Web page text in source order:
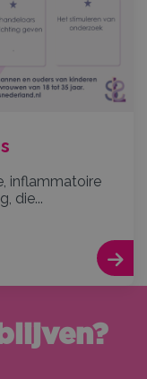
inflammatoire
die...